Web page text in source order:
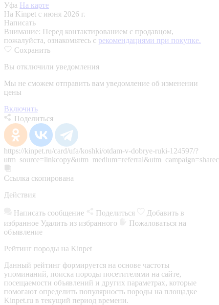
Уфа На карте
На Kinpet c июня 2026 г.
Написать
Внимание: Перед контактированием с продавцом,
пожалуйста, ознакомьтесь с рекомендациями при покупке.
Сохранить
Вы отключили уведомления
Мы не сможем отправить вам уведомление об изменении
цены
Включить
Поделиться
https://kinpet.ru/card/ufa/koshki/otdam-v-dobrye-ruki-124597/?
Ссылка скопирована
Действия
Написать сообщение Поделиться
Добавить в
избранное Удалить из избранного
Пожаловаться на
объявление
Рейтинг породы на Kinpet
Данный рейтинг формируется на основе частоты
упоминаний, поиска породы посетителями на сайте,
посещаемости объявлений и других параметрах, которые
помогают определить популярность породы на площадке
Kinpet.ru в текущий период времени.